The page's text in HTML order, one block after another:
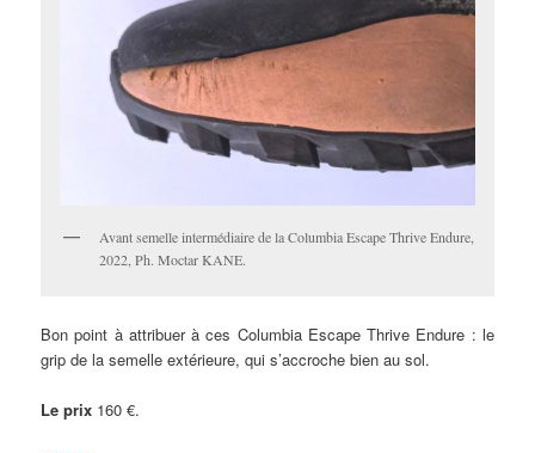
Avant semelle intermédiaire de la Columbia Escape Thrive Endure,
2022, Ph. Moctar KANE.
Bon point à attribuer à ces Columbia Escape Thrive Endure : le
grip de la semelle extérieure, qui s’accroche bien au sol.
Le prix 160 €.